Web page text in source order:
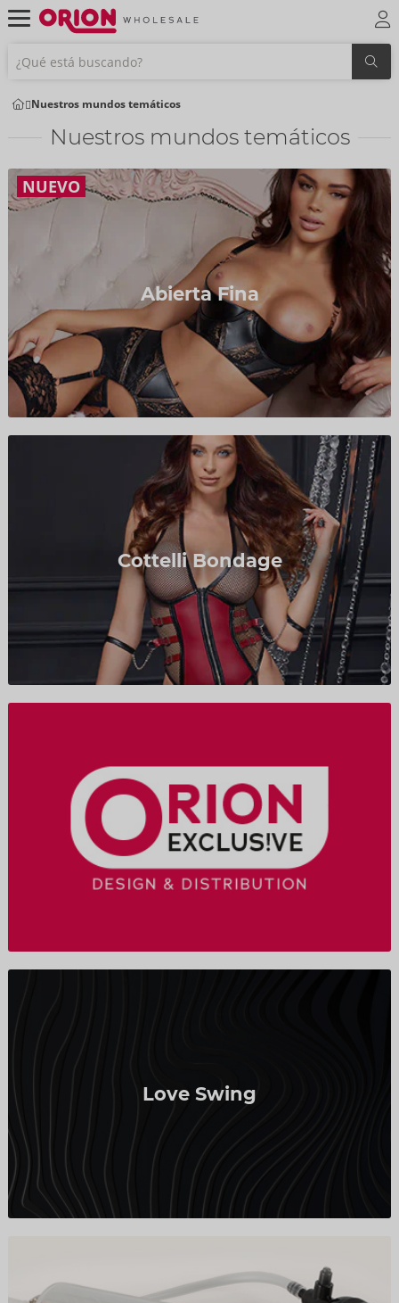
Nuestros mundos temáticos
Nuestros mundos temáticos
NUEVO
Abierta Fina
Cottelli Bondage
Love Swing